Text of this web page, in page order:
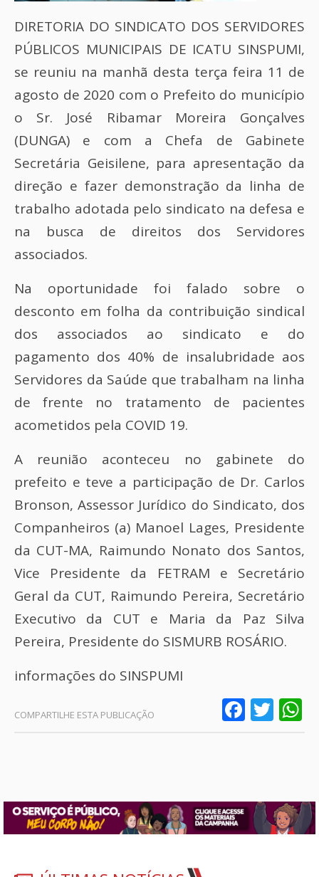
DIRETORIA DO SINDICATO DOS SERVIDORES
PÚBLICOS MUNICIPAIS DE ICATU SINSPUMI,
se reuniu na manhã desta terça feira 11 de
agosto de 2020 com o Prefeito do município
o Sr. José Ribamar Moreira Gonçalves
(DUNGA) e com a Chefa de Gabinete
Secretária Geisilene, para apresentação da
direção e fazer demonstração da linha de
trabalho adotada pelo sindicato na defesa e
na busca de direitos dos Servidores
associados.
Na oportunidade foi falado sobre o
desconto em folha da contribuição sindical
dos associados ao sindicato e do
pagamento dos 40% de insalubridade aos
Servidores da Saúde que trabalham na linha
de frente no tratamento de pacientes
acometidos pela COVID 19.
A reunião aconteceu no gabinete do
prefeito e teve a participação de Dr. Carlos
Bronson, Assessor Jurídico do Sindicato, dos
Companheiros (a) Manoel Lages, Presidente
da CUT-MA, Raimundo Nonato dos Santos,
Vice Presidente da FETRAM e Secretário
Geral da CUT, Raimundo Pereira, Secretário
Executivo da CUT e Maria da Paz Silva
Pereira, Presidente do SISMURB ROSÁRIO.
informações do SINSPUMI